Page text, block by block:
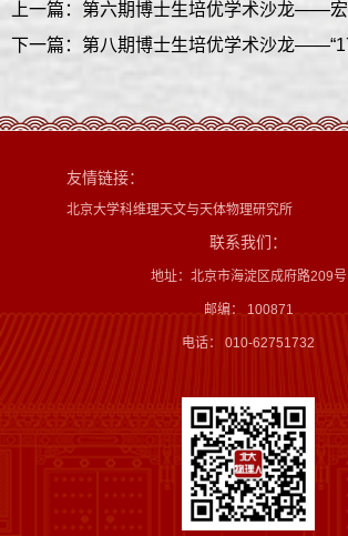
友情链接：
北京大学科维理天文与天体物理研究所
联系我们：
地址：北京市海淀区成府路209号
邮编： 100871
电话： 010-62751732